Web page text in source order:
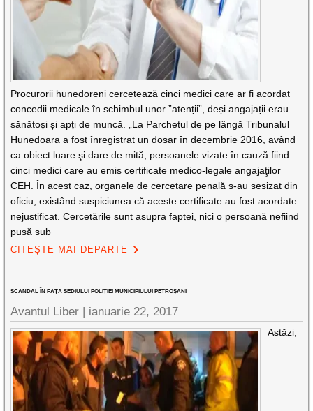
Procurorii hunedoreni cercetează cinci medici care ar fi acordat
concedii medicale în schimbul unor ”atenții”, deși angajații erau
sănătoși și apți de muncă. „La Parchetul de pe lângă Tribunalul
Hunedoara a fost înregistrat un dosar în decembrie 2016, având
ca obiect luare şi dare de mită, persoanele vizate în cauză fiind
cinci medici care au emis certificate medico-legale angajaţilor
CEH. În acest caz, organele de cercetare penală s-au sesizat din
oficiu, existând suspiciunea că aceste certificate au fost acordate
nejustificat. Cercetările sunt asupra faptei, nici o persoană nefiind
pusă sub
CITEȘTE MAI DEPARTE
SCANDAL ÎN FAȚA SEDIULUI POLIȚIEI MUNICIPIULUI PETROȘANI
Avantul Liber | ianuarie 22, 2017
Astăzi,